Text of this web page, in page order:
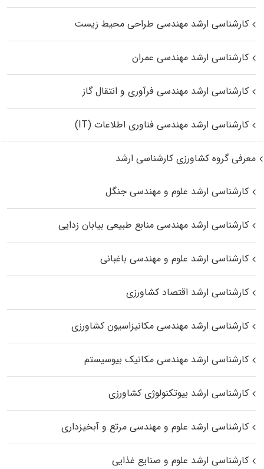
کارشناسی ارشد مهندسی طراحی محیط زیست
کارشناسی ارشد مهندسی عمران
کارشناسی ارشد مهندسی فرآوری و انتقال گاز
کارشناسی ارشد مهندسی فناوری اطلاعات (IT)
معرفی گروه کشاورزی کارشناسی ارشد
کارشناسی ارشد علوم و مهندسی جنگل
کارشناسی ارشد مهندسی منابع طبیعی بیابان زدایی
کارشناسی ارشد علوم و مهندسی باغبانی
کارشناسی ارشد اقتصاد کشاورزی
کارشناسی ارشد مهندسی مکانیزاسیون کشاورزی
کارشناسی ارشد مهندسی مکانیک بیوسیستم
کارشناسی ارشد بیوتکنولوژی کشاورزی
کارشناسی ارشد علوم و مهندسی مرتع و آبخیزداری
کارشناسی ارشد علوم و صنایع غذایی